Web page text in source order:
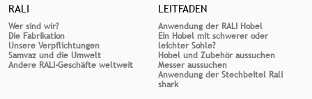
RALI
Wer sind wir?
Die Fabrikation
Unsere Verpflichtungen
Samvaz und die Umwelt
Andere RALI-Geschäfte weltweit
LEITFADEN
Anwendung der RALI Hobel
Ein Hobel mit schwerer oder
leichter Sohle?
Hobel und Zubehör aussuchen
Messer aussuchen
Anwendung der Stechbeitel Rali
shark